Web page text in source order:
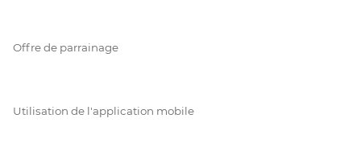
Offre de parrainage
Utilisation de l'application mobile